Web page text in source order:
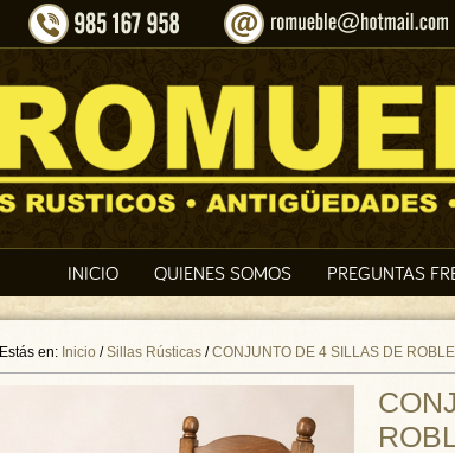
INICIO QUIENES SOMOS PREGUNTAS
Estás en: Inicio /Sillas Rústicas /CONJUNTO DE 4 SILLAS DE